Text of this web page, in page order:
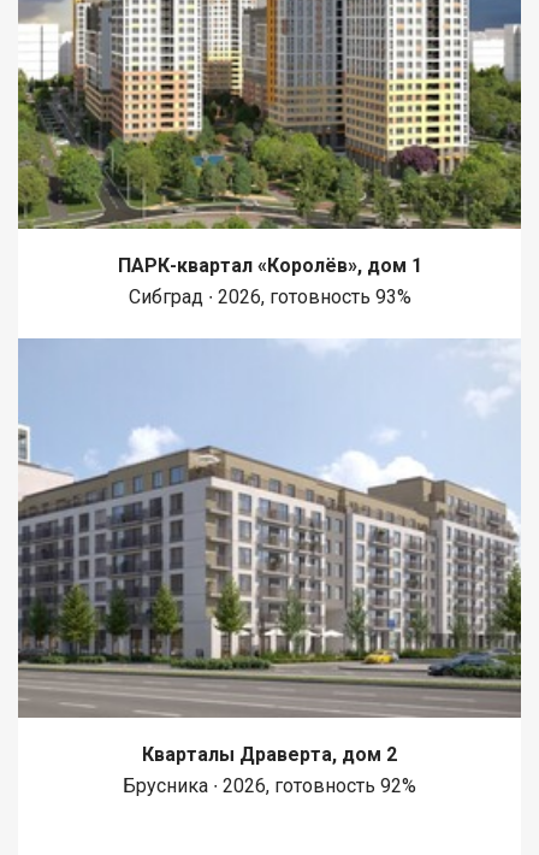
ПАРК-квартал «Королёв», дом 1
Сибград ∙ 2026, готовность 93%
Кварталы Драверта, дом 2
Брусника ∙ 2026, готовность 92%